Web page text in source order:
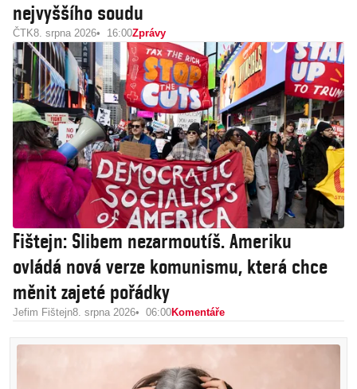
nejvyššího soudu
ČTK8. srpna 2026 16:00Zprávy
Fištejn: Slibem nezarmoutíš. Ameriku
ovládá nová verze komunismu, která chce
měnit zajeté pořádky
Jefim Fištejn8. srpna 2026 06:00Komentáře